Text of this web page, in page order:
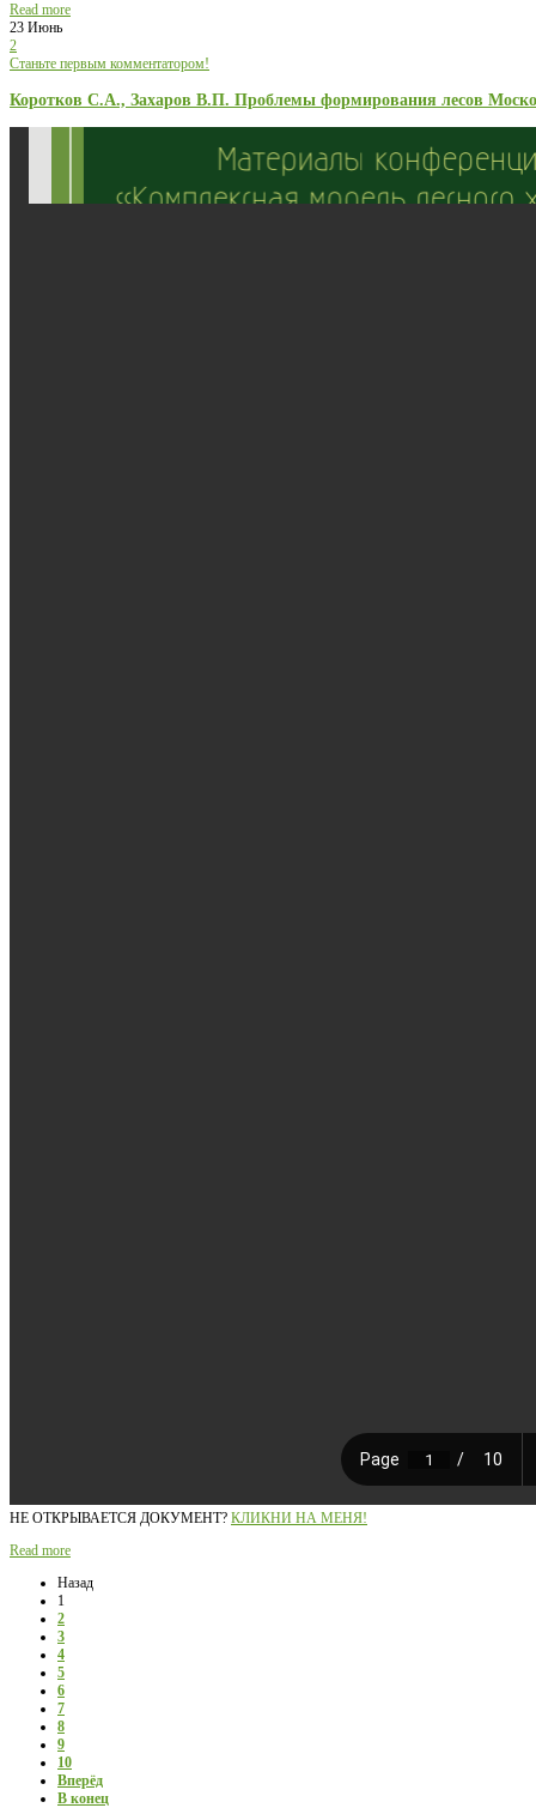
Read more
23 Июнь
2
Станьте первым комментатором!
Коротков С.А., Захаров В.П. Проблемы формирования лесов
НЕ ОТКРЫВАЕТСЯ ДОКУМЕНТ? КЛИКНИ НА МЕНЯ!
Read more
Назад
1
2
3
4
5
6
7
8
9
10
Вперёд
В конец